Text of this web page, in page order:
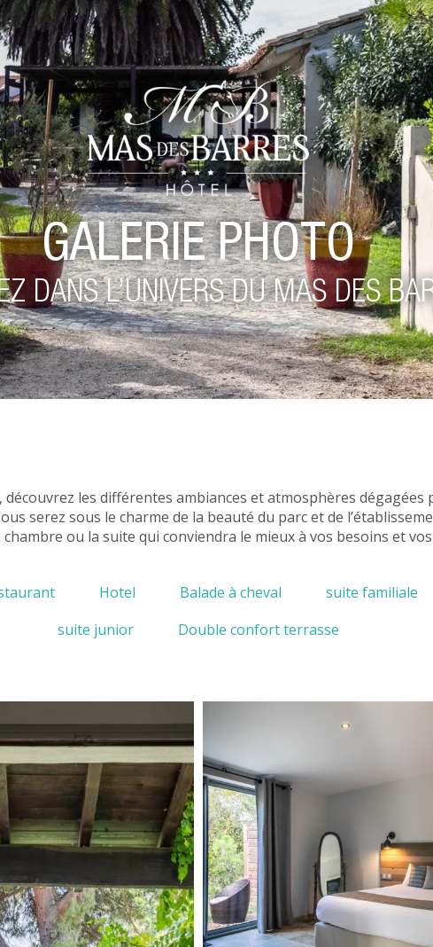
GALERIE PHOTO
DANS L’UNIVERS DU MAS DES
les différentes ambiances et atmosphères dégagées
serez sous le charme de la beauté du parc et de
chambre ou la suite qui conviendra le mieux à vos besoins et
Hotel Balade à cheval suite familiale
suite junior
Double confort terrasse